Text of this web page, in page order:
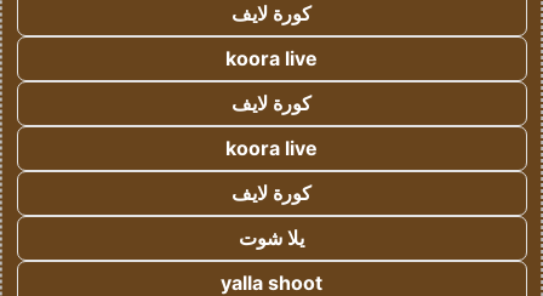
كورة لايف
koora live
كورة لايف
koora live
كورة لايف
يلا شوت
yalla shoot